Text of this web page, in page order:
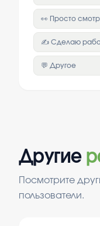
👀 Просто
✍️ Сделаю
💬 Другое
Другие
Посмотрите
пользователи.